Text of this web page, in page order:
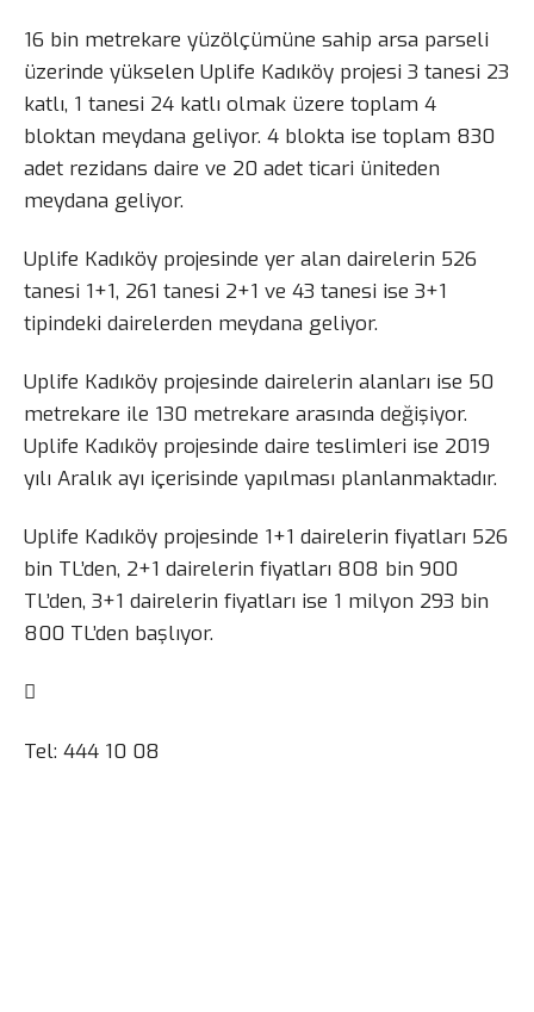
16 bin metrekare yüzölçümüne sahip arsa parseli
üzerinde yükselen Uplife Kadıköy projesi 3 tanesi 23
katlı, 1 tanesi 24 katlı olmak üzere toplam 4
bloktan meydana geliyor. 4 blokta ise toplam 830
adet rezidans daire ve 20 adet ticari üniteden
meydana geliyor.
Uplife Kadıköy projesinde yer alan dairelerin 526
tanesi 1+1, 261 tanesi 2+1 ve 43 tanesi ise 3+1
tipindeki dairelerden meydana geliyor.
Uplife Kadıköy projesinde dairelerin alanları ise 50
metrekare ile 130 metrekare arasında değişiyor.
Uplife Kadıköy projesinde daire teslimleri ise 2019
yılı Aralık ayı içerisinde yapılması planlanmaktadır.
Uplife Kadıköy projesinde 1+1 dairelerin fiyatları 526
bin TL’den, 2+1 dairelerin fiyatları 808 bin 900
TL’den, 3+1 dairelerin fiyatları ise 1 milyon 293 bin
800 TL’den başlıyor.

Tel: 444 10 08